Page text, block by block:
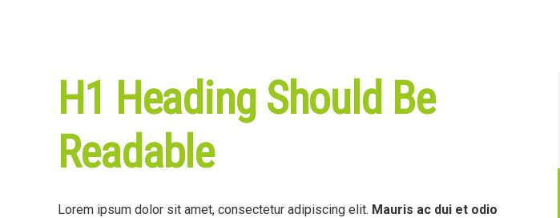
H1 Heading Should Be
Readable
Lorem ipsum dolor sit amet, consectetur adipiscing elit. Mauris ac dui et odio